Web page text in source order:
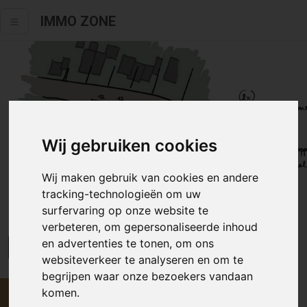
Wij gebruiken cookies
Wij maken gebruik van cookies en andere
tracking-technologieën om uw
surfervaring op onze website te
verbeteren, om gepersonaliseerde inhoud
en advertenties te tonen, om ons
websiteverkeer te analyseren en om te
begrijpen waar onze bezoekers vandaan
komen.
IMMO ZONE
Alle fotos
Prijs op aanvraag